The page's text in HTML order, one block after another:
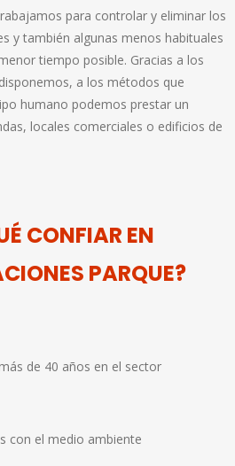
para controlar y eliminar los
y también algunas menos habituales
tiempo posible. Gracias a los
a los métodos que
humano podemos prestar un
locales comerciales o edificios de
CONFIAR EN
PARQUE?
de 40 años en el sector
con el medio ambiente